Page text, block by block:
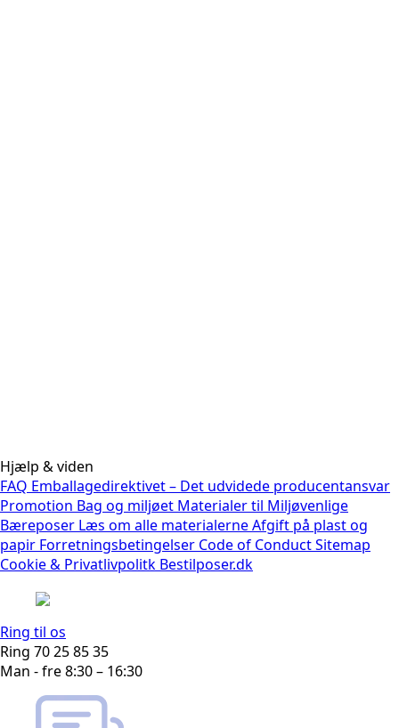
Hjælp & viden
FAQ Emballagedirektivet – Det udvidede producentansvar
Promotion Bag og miljøet Materialer til Miljøvenlige
Bæreposer Læs om alle materialerneAfgift på plast og
papir Forretningsbetingelser Code of ConductSitemap
Cookie & Privatlivpolitk Bestilposer.dk
Ring til os
Ring 70 25 85 35
Man - fre 8:30 – 16:30